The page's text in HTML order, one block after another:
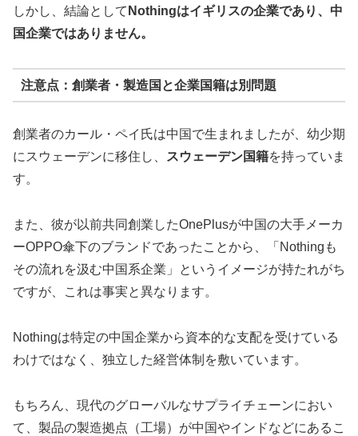
しかし、結論として Nothingはイギリスの企業であり、中
国企業ではありません。
注意点：創業者・製造国と企業国籍は別問題
創業者のカール・ペイ氏は中国で生まれましたが、幼少期
にスウェーデンに移住し、
スウェーデン国籍を持っていま
す。
また、彼が以前共同創業したOnePlusが中国の大手メーカ
ーOPPO傘下のブランドであったことから、「Nothingも
その流れを汲む中国系企業」というイメージが持たれがち
ですが、これは事実と異なります。
Nothingは特定の中国企業から資本的な支配を受けている
わけではなく、独立した経営体制を敷いています。
もちろん、現代のグローバルなサプライチェーンにおい
て、製品の製造拠点（工場）が中国やインドなどにあるこ